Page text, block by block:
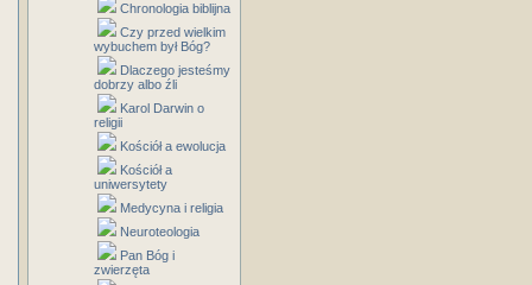
Chronologia biblijna
Czy przed wielkim
wybuchem był Bóg?
Dlaczego jesteśmy
dobrzy albo źli
Karol Darwin o
religii
Kościół a ewolucja
Kościół a
uniwersytety
Medycyna i religia
Neuroteologia
Pan Bóg i
zwierzęta